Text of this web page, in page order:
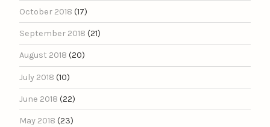
October 2018 (17)
September 2018 (21)
August 2018 (20)
July 2018 (10)
June 2018 (22)
May 2018 (23)